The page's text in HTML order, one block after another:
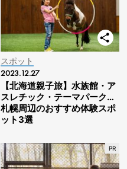
スポット
2023.12.27
【北海道親子旅】水族館・ア
スレチック・テーマパーク…
札幌周辺のおすすめ体験スポ
ット3選